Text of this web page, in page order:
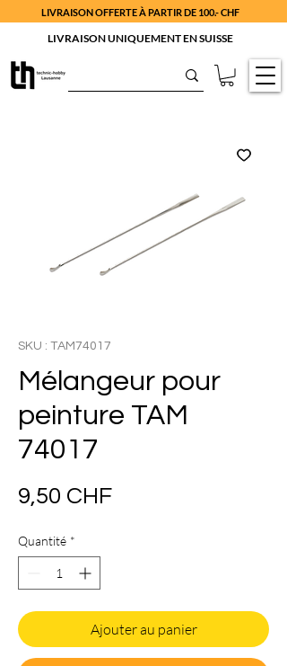
LIVRAISON OFFERTE À PARTIR DE 100.- CHF
LIVRAISON UNIQUEMENT EN SUISSE
SKU : TAM74017
Mélangeur pour
peinture TAM
74017
9,50 CHFPrix
Quantité *
Ajouter au panier